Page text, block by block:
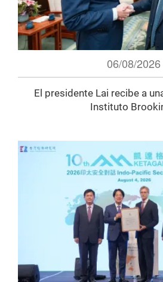
06/08/2026
El presidente Lai recibe a
Instituto